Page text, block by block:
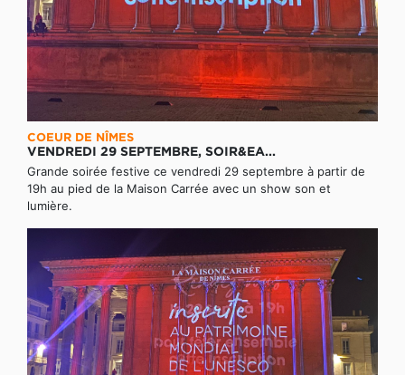
COEUR DE NÎMES
VENDREDI 29 SEPTEMBRE, SOIR&EA...
Grande soirée festive ce vendredi 29 septembre à partir de
19h au pied de la Maison Carrée avec un show son et
lumière.